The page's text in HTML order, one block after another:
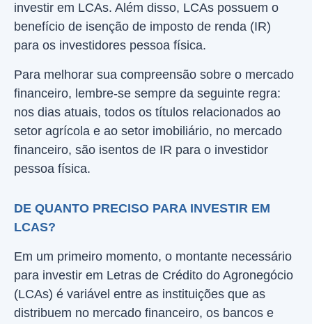
investir em LCAs. Além disso, LCAs possuem o
benefício de isenção de imposto de renda (IR)
para os investidores pessoa física.
Para melhorar sua compreensão sobre o mercado
financeiro, lembre-se sempre da seguinte regra:
nos dias atuais, todos os títulos relacionados ao
setor agrícola e ao setor imobiliário, no mercado
financeiro, são isentos de IR para o investidor
pessoa física.
DE QUANTO PRECISO PARA INVESTIR EM
LCAS?
Em um primeiro momento, o montante necessário
para investir em Letras de Crédito do Agronegócio
(LCAs) é variável entre as instituições que as
distribuem no mercado financeiro, os bancos e